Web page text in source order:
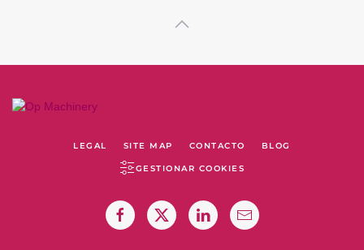
LEGAL SITE MAP CONTACTO BLOG
GESTIONAR COOKIES